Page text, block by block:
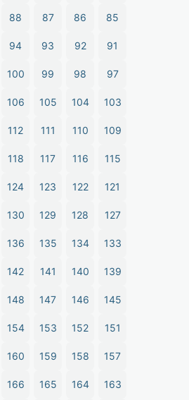
85
86
87
88
91
92
93
94
97
98
99
100
103
104
105
106
109
110
111
112
115
116
117
118
121
122
123
124
127
128
129
130
133
134
135
136
139
140
141
142
145
146
147
148
151
152
153
154
157
158
159
160
163
164
165
166